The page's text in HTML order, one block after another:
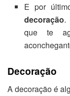
E por
decoração.
que te
Decoração
A decoração é